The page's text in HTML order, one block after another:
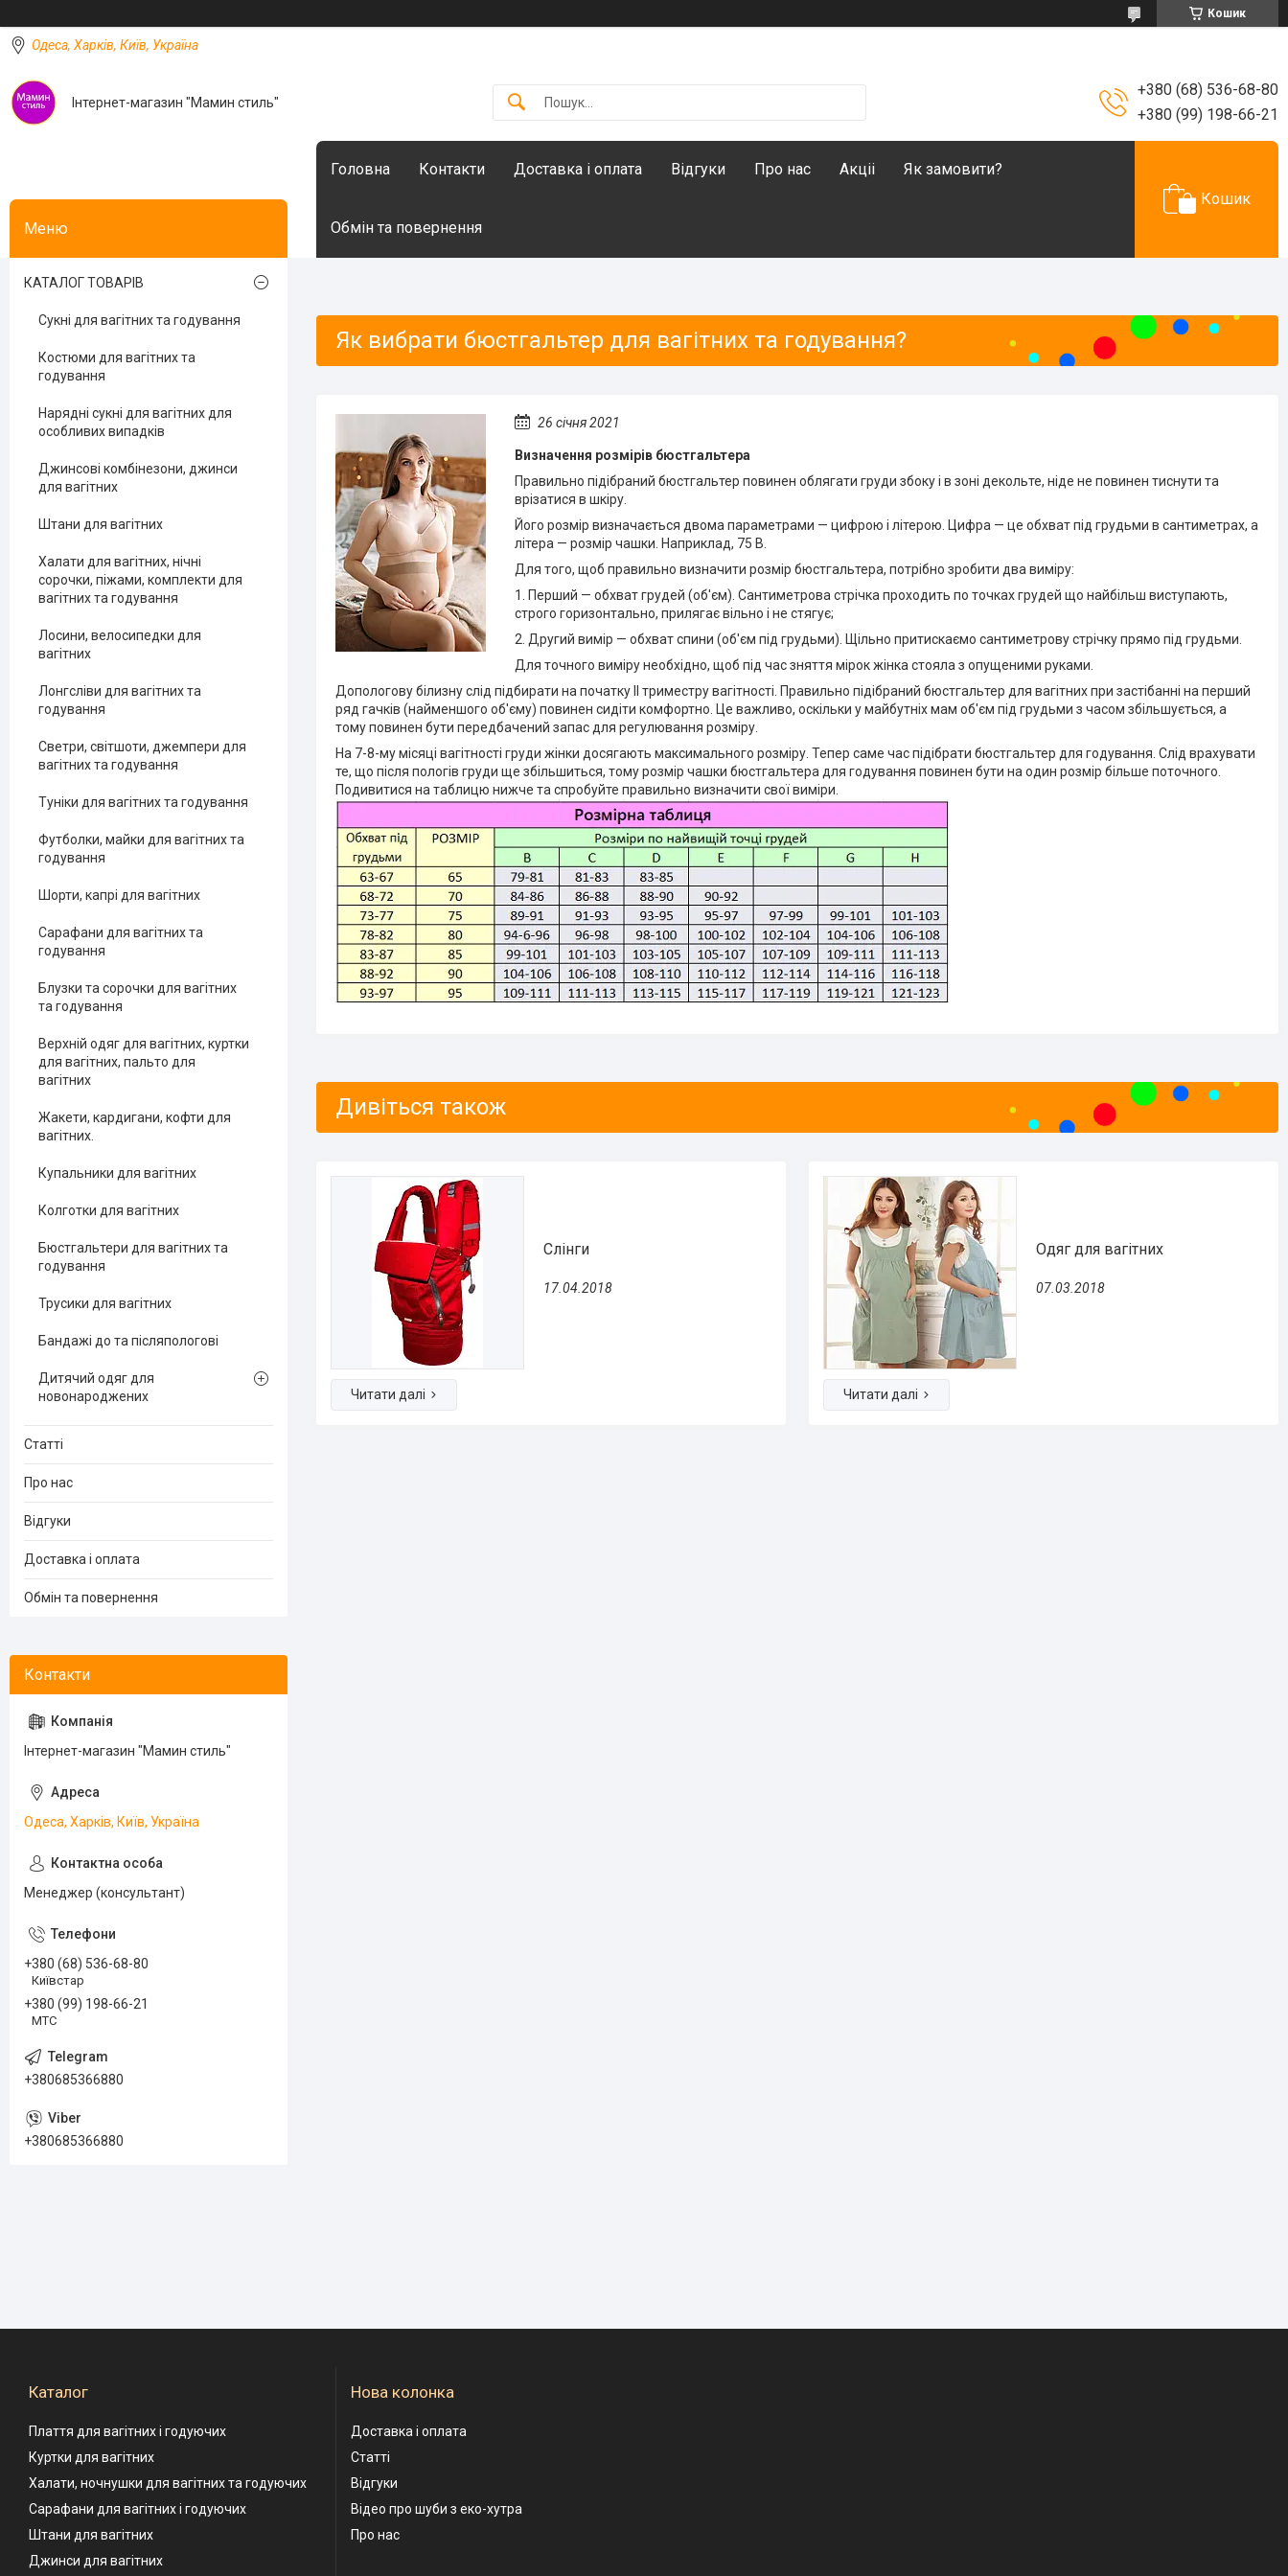
Кошик
Одеса, Харків, Київ, Україна
Інтернет-магазин "Мамин стиль"
+380 (68) 536-68-80
+380 (99) 198-66-21
Головна Контакти Доставка і оплата Відгуки Про нас Акціі Як замовити?
Обмін та повернення
Кошик
Як вибрати бюстгальтер для вагітних та годування?
26 січня 2021
Визначення розмірів бюстгальтера
Правильно підібраний бюстгальтер повинен облягати груди збоку і в зоні декольте, ніде не повинен тиснути та
врізатися в шкіру.
Його розмір визначається двома параметрами — цифрою і літерою. Цифра — це обхват під грудьми в сантиметрах, а
літера — розмір чашки. Наприклад, 75 В.
Для того, щоб правильно визначити розмір бюстгальтера, потрібно зробити два виміру:
1. Перший — обхват грудей (об'єм). Сантиметрова стрічка проходить по точках грудей що найбільш виступають,
строго горизонтально, прилягає вільно і не стягує;
2. Другий вимір — обхват спини (об'єм під грудьми). Щільно притискаємо сантиметрову стрічку прямо під грудьми.
Для точного виміру необхідно, щоб під час зняття мірок жінка стояла з опущеними руками.
Допологову білизну слід підбирати на початку II триместру вагітності. Правильно підібраний бюстгальтер для вагітних при застібанні на перший
ряд гачків (найменшого об'єму) повинен сидіти комфортно. Це важливо, оскільки у майбутніх мам об'єм під грудьми з часом збільшується, а
тому повинен бути передбачений запас для регулювання розміру.
На 7-8-му місяці вагітності груди жінки досягають максимального розміру. Тепер саме час підібрати бюстгальтер для годування. Слід врахувати
те, що після пологів груди ще збільшиться, тому розмір чашки бюстгальтера для годування повинен бути на один розмір більше поточного.
Подивитися на таблицю нижче та спробуйте правильно визначити свої виміри.
Слінги
17.04.2018
Одяг для вагітних
07.03.2018
КАТАЛОГ ТОВАРІВ
Сукні для вагітних та годування
Костюми для вагітних та
годування
Нарядні сукні для вагітних для
особливих випадків
Джинсові комбінезони, джинси
для вагітних
Штани для вагітних
Халати для вагітних, нічні
сорочки, піжами, комплекти для
вагітних та годування
Лосини, велосипедки для
вагітних
Лонгсліви для вагітних та
годування
Светри, світшоти, джемпери для
вагітних та годування
Туніки для вагітних та годування
Футболки, майки для вагітних та
годування
Шорти, капрі для вагітних
Сарафани для вагітних та
годування
Блузки та сорочки для вагітних
та годування
Верхній одяг для вагітних, куртки
для вагітних, пальто для
вагітних
Жакети, кардигани, кофти для
вагітних.
Купальники для вагітних
Колготки для вагітних
Бюстгальтери для вагітних та
годування
Трусики для вагітних
Бандажі до та післяпологові
Дитячий одяг для
новонароджених
Статті
Про нас
Відгуки
Доставка і оплата
Обмін та повернення
Інтернет-магазин "Мамин стиль"
Одеса, Харків, Київ, Україна
Менеджер (консультант)
+380 (68) 536-68-80
Київстар
+380 (99) 198-66-21
МТС
+380685366880
+380685366880
Каталог
Плаття для вагітних і годуючих
Куртки для вагітних
Халати, ночнушки для вагітних та годуючих
Сарафани для вагітних і годуючих
Штани для вагітних
Джинси для вагітних
Нова колонка
Доставка і оплата
Статті
Відгуки
Відео про шуби з еко-хутра
Про нас